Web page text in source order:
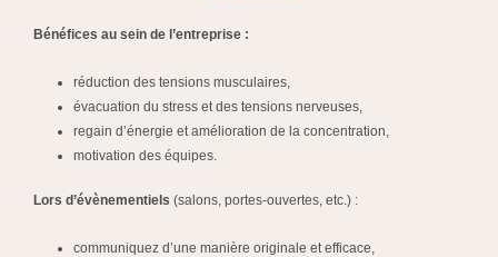
Bénéfices au sein de l’entreprise :
réduction des tensions musculaires,
évacuation du stress et des tensions nerveuses,
regain d’énergie et amélioration de la concentration,
motivation des équipes.
Lors d’évènementiels (salons, portes-ouvertes, etc.) :
communiquez d’une manière originale et efficace,